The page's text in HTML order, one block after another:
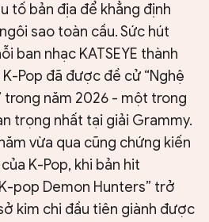
tố bản địa để khẳng định
sao toàn cầu. Sức hút
ban nhạc KATSEYE thành
Pop đã được đề cử “Nghệ
trong năm 2026 - một trong
trọng nhất tại giải Grammy.
vừa qua cũng chứng kiến
K-Pop, khi bản hit
pop Demon Hunters” trở
kim chi đầu tiên giành được